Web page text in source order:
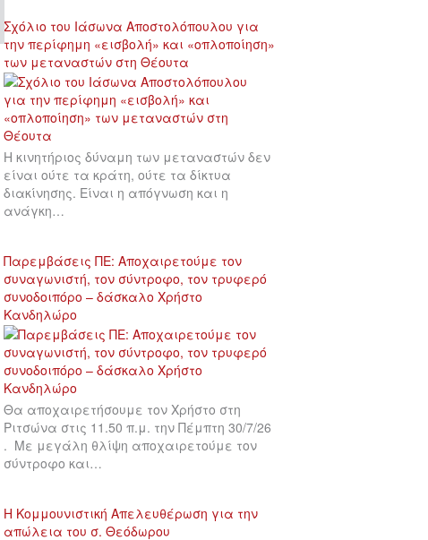
Σχόλιο του Ιάσωνα Αποστολόπουλου για
την περίφημη «εισβολή» και «οπλοποίηση»
των μεταναστών στη Θέουτα
Η κινητήριος δύναμη των μεταναστών δεν
είναι ούτε τα κράτη, ούτε τα δίκτυα
διακίνησης. Είναι η απόγνωση και η
ανάγκη…
Παρεμβάσεις ΠΕ: Αποχαιρετούμε τον
συναγωνιστή, τον σύντροφο, τον τρυφερό
συνοδοιπόρο – δάσκαλο Χρήστο
Κανδηλώρο
Θα αποχαιρετήσουμε τον Χρήστο στη
Ριτσώνα στις 11.50 π.μ. την Πέμπτη 30/7/26
. Με μεγάλη θλίψη αποχαιρετούμε τον
σύντροφο και…
Η Κομμουνιστική Απελευθέρωση για την
απώλεια του σ. Θεόδωρου